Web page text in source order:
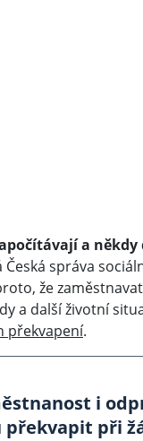
a
správa
že
a další životní
překvapení.
i
překvapit při